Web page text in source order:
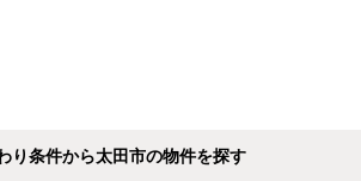
り条件から太田市の物件を探す